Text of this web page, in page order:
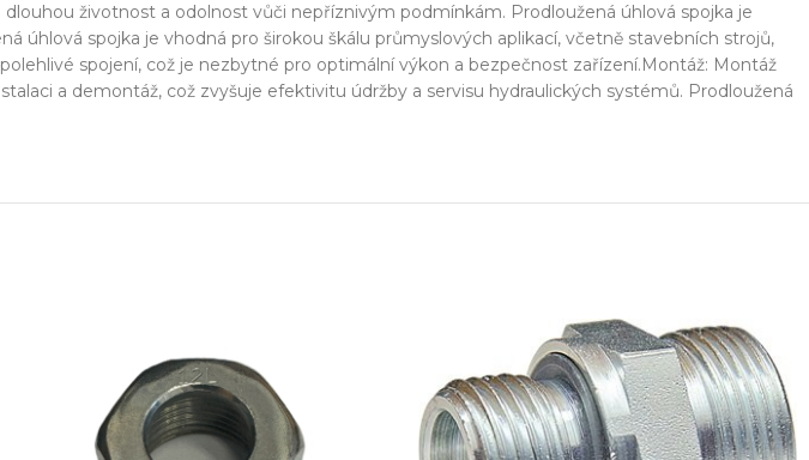
životnost a odolnost vůči nepříznivým podmínkám. Prodloužená úhlová spojka je
úhlová spojka je vhodná pro širokou škálu průmyslových aplikací, včetně stavebních strojů,
spojení, což je nezbytné pro optimální výkon a bezpečnost zařízení.Montáž: Montáž
a demontáž, což zvyšuje efektivitu údržby a servisu hydraulických systémů. Prodloužená